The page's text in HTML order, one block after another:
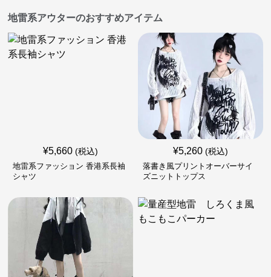
地雷系アウターのおすすめアイテム
¥5,660 (税込)
地雷系ファッション 香港系長袖
シャツ
¥5,260 (税込)
落書き風プリントオーバーサイ
ズニットトップス